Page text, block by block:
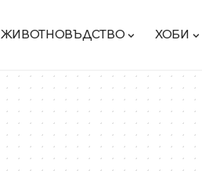
ЖИВОТНОВЪДСТВО ХОБИ